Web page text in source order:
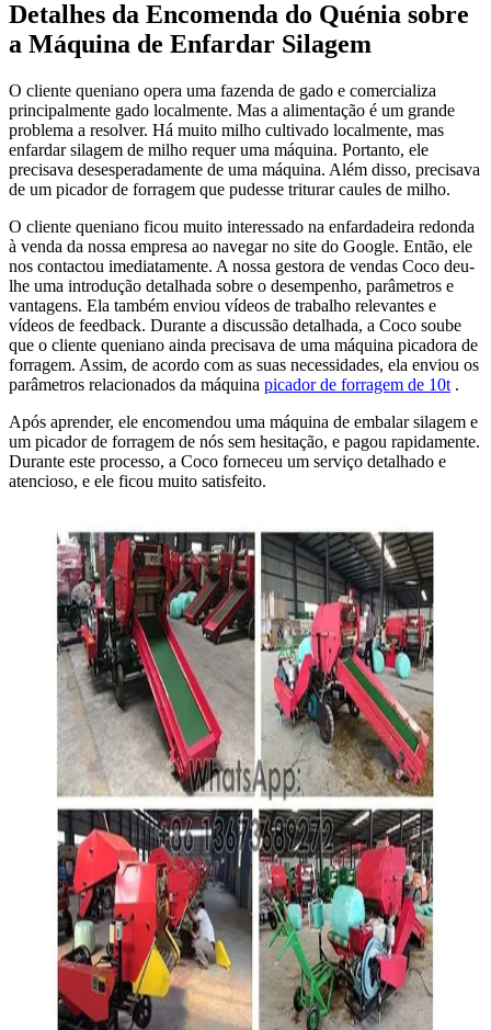
Detalhes da Encomenda do Quénia sobre
a Máquina de Enfardar Silagem
O cliente queniano opera uma fazenda de gado e comercializa
principalmente gado localmente. Mas a alimentação é um grande
problema a resolver. Há muito milho cultivado localmente, mas
enfardar silagem de milho requer uma máquina. Portanto, ele
precisava desesperadamente de uma máquina. Além disso, precisava
de um picador de forragem que pudesse triturar caules de milho.
O cliente queniano ficou muito interessado na enfardadeira redonda
à venda da nossa empresa ao navegar no site do Google. Então, ele
nos contactou imediatamente. A nossa gestora de vendas Coco deu-
lhe uma introdução detalhada sobre o desempenho, parâmetros e
vantagens. Ela também enviou vídeos de trabalho relevantes e
vídeos de feedback. Durante a discussão detalhada, a Coco soube
que o cliente queniano ainda precisava de uma máquina picadora de
forragem. Assim, de acordo com as suas necessidades, ela enviou os
parâmetros relacionados da máquina picador de forragem de 10t .
Após aprender, ele encomendou uma máquina de embalar silagem e
um picador de forragem de nós sem hesitação, e pagou rapidamente.
Durante este processo, a Coco forneceu um serviço detalhado e
atencioso, e ele ficou muito satisfeito.